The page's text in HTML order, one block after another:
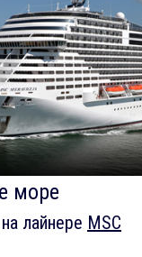
море
лайнере MSC